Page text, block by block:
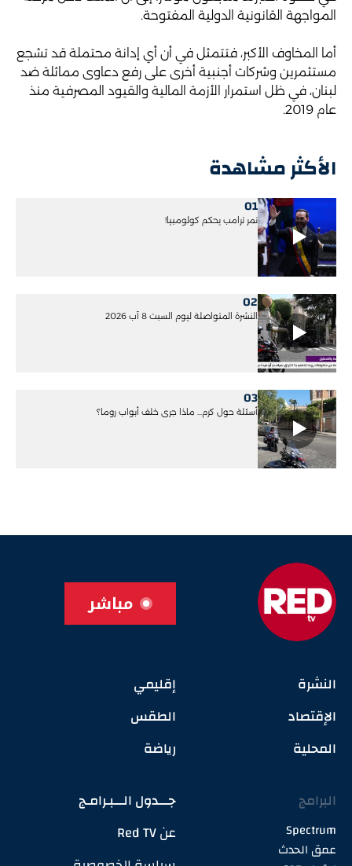
الأكثر مشاهدة
01
نمر ترامب يحكم كولومبيا!
02
النشرة المتواصلة ليوم السبت 8 آب 2026
03
أسئلة حول كرم... ماذا جرى خلف أبواب روما؟
المواجهة القانونية الدولية المفتوحة.
أما المخاوف الأكبر، فتتمثل في أن أي إدانة محتملة قد تشجع
مستثمرين وشركات أجنبية أخرى على رفع دعاوى مماثلة ضد
لبنان، في ظل استمرار الأزمة المالية والقيود المصرفية منذ
عام 2019.
مباشر
النشرة
الإقتصاد
المحلية
إقليمي
الطقس
رياضة
البرامج
Spectrum
عمق الحدث
جـــدول الـــبـرامـج
عن Red TV